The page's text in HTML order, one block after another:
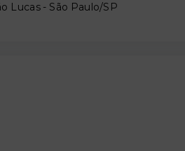
Lucas - São Paulo/SP